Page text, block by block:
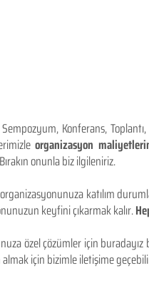
Konferans,
organizasyon
onunla biz ilgileniriz.
katılım
keyfini çıkarmak kalır.
özel çözümler için
için bizimle iletişime